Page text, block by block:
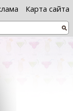
Карта сайта